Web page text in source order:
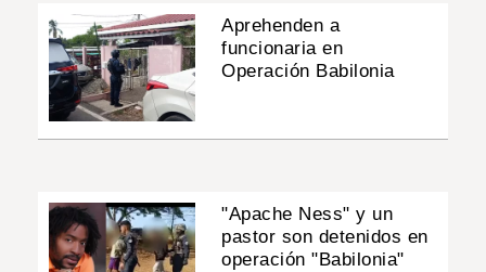
Aprehenden a
funcionaria en
Operación Babilonia
"Apache Ness" y un
pastor son detenidos en
operación "Babilonia"